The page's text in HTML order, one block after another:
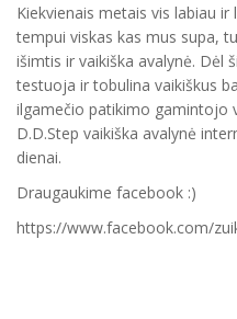
Kiekvienais metais vis labiau
tempui viskas kas mus supa,
išimtis ir vaikiška avalynė. Dėl
testuoja ir tobulina vaikiškus
ilgamečio patikimo gamintojo
D.D.Step vaikiška avalynė
dienai.
Draugaukime facebook :)
https://www.facebook.com/